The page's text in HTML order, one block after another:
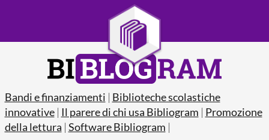
Bandi e finanziamenti | Biblioteche scolastiche
innovative| Il parere di chi usa Bibliogram | Promozione
della lettura | Software Bibliogram |